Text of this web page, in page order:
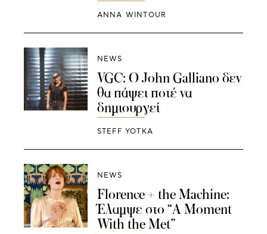
ANNA WINTOUR
NEWS
VGC: O John Galliano δεν
θα πάψει ποτέ να
δημιουργεί
STEFF YOTKA
NEWS
Florence + the Machine:
Έλαμψε στο “A Moment
With the Met”